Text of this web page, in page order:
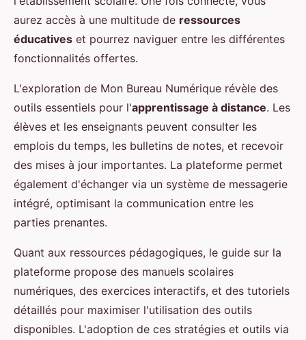
aurez accès à une multitude de ressources
éducatives et pourrez naviguer entre les différentes
fonctionnalités offertes.
L'exploration de Mon Bureau Numérique révèle des
outils essentiels pour l'apprentissage à distance. Les
élèves et les enseignants peuvent consulter les
emplois du temps, les bulletins de notes, et recevoir
des mises à jour importantes. La plateforme permet
également d'échanger via un système de messagerie
intégré, optimisant la communication entre les
parties prenantes.
Quant aux ressources pédagogiques, le guide sur la
plateforme propose des manuels scolaires
numériques, des exercices interactifs, et des tutoriels
détaillés pour maximiser l'utilisation des outils
disponibles. L'adoption de ces stratégies et outils via